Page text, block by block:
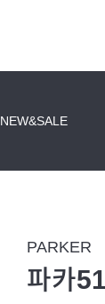
NEW&SALE
PARKER
파카